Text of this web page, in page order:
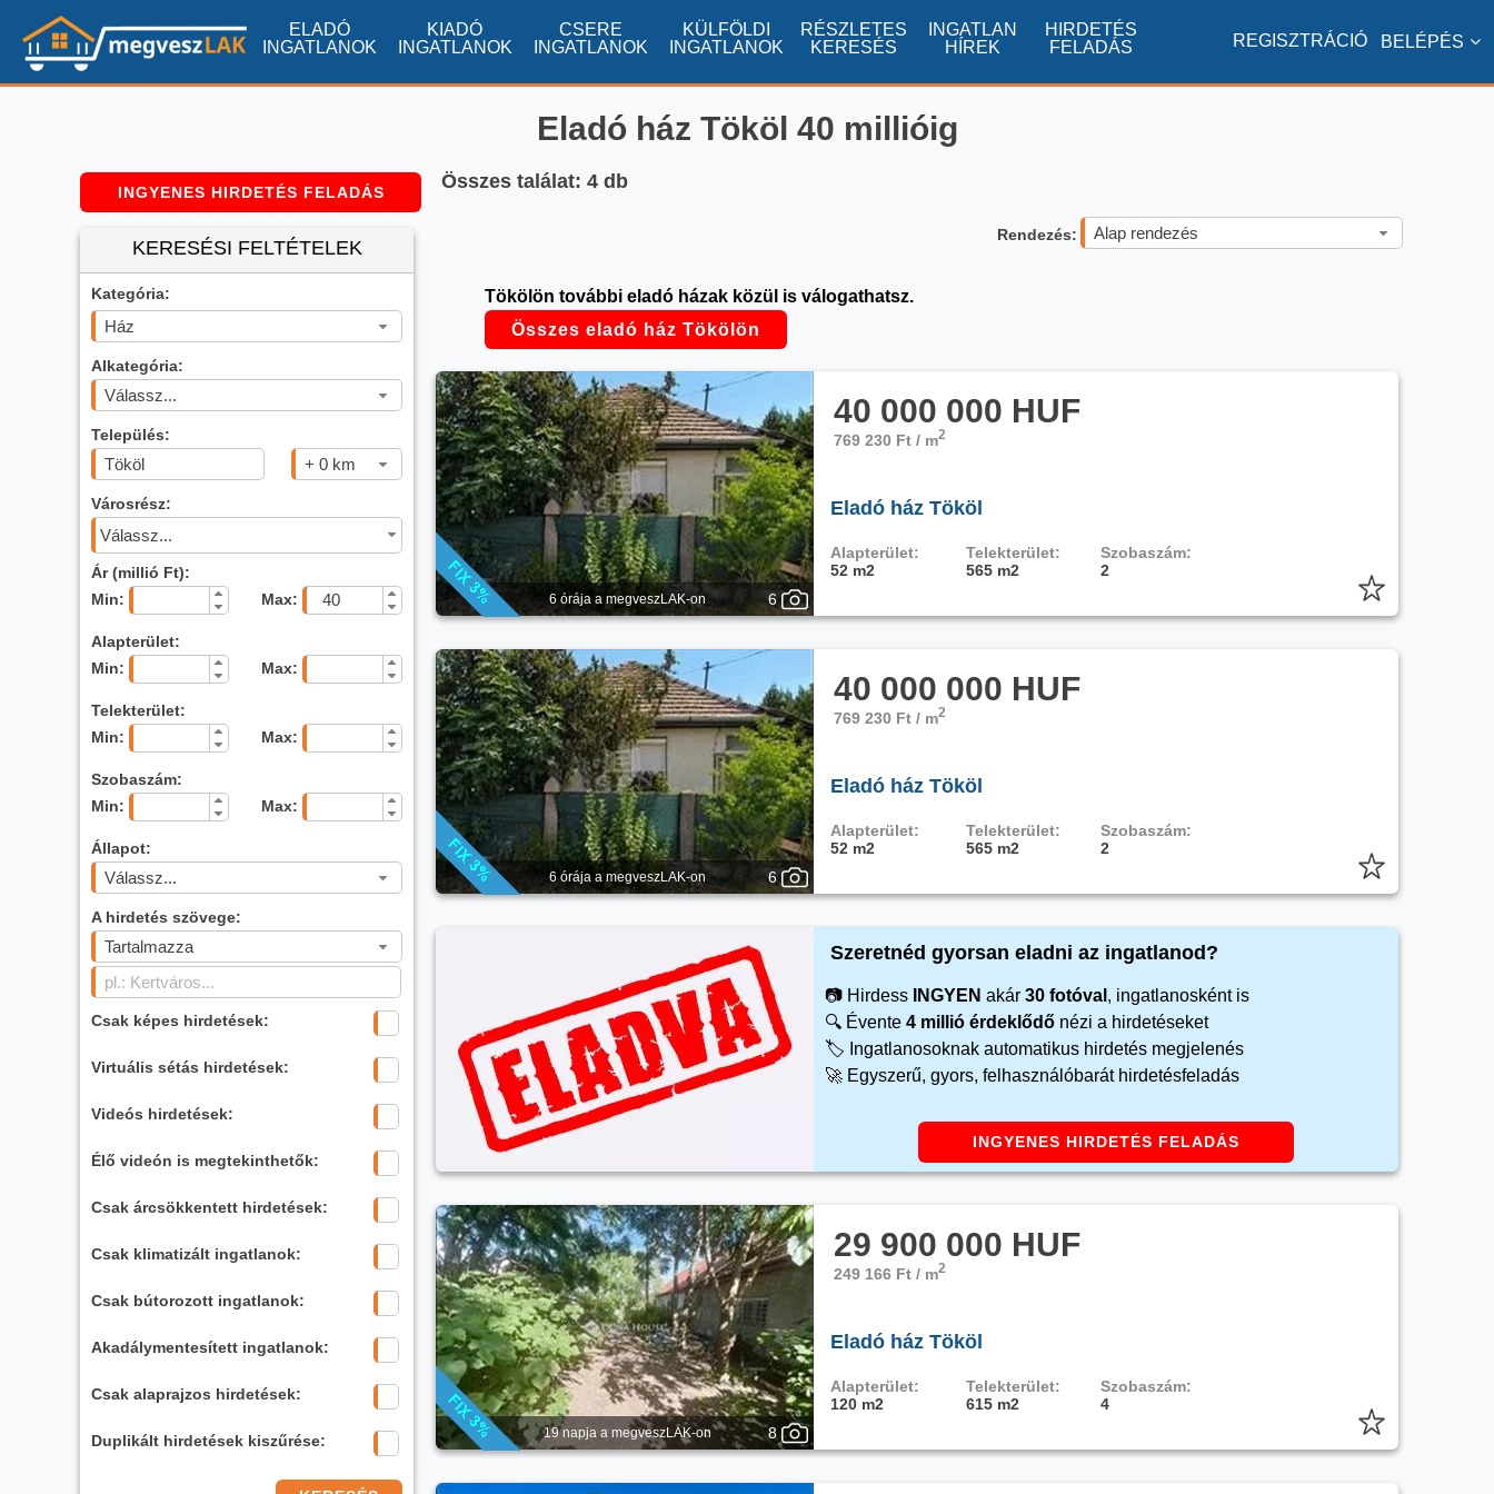
ELADÓ
INGATLANOK
KIADÓ
INGATLANOK
CSERE
INGATLANOK
KÜLFÖLDI
INGATLANOK
RÉSZLETES
KERESÉS
INGATLAN
HÍREK
HIRDETÉS
FELADÁS
BELÉPÉS
REGISZTRÁCIÓ
Eladó ház Tököl 40 millióig
INGYENES HIRDETÉS FELADÁS
KERESÉSI FELTÉTELEK
Kategória:
Ház
Alkategória:
Válassz...
Település:
+ 0 km
Városrész:
Válassz...
Ár (millió Ft):
Min:
Max:
Alapterület:
Min:
Max:
Telekterület:
Min:
Max:
Szobaszám:
Min:
Max:
Állapot:
Válassz...
A hirdetés szövege:
Tartalmazza
Csak képes hirdetések:
Virtuális sétás hirdetések:
Videós hirdetések:
Élő videón is megtekinthetők:
Csak árcsökkentett hirdetések:
Csak klimatizált ingatlanok:
Csak bútorozott ingatlanok:
Akadálymentesített ingatlanok:
Csak alaprajzos hirdetések:
Duplikált hirdetések kiszűrése:
Rendezés: Alap rendezés
Összes találat: 4 db
Tökölön további eladó házak közül is válogathatsz.
Összes eladó ház Tökölön
6 órája a megveszLAK-on 6
40 000 000 HUF
769 230 Ft / m2
Eladó ház Tököl
Alapterület:
52 m2
Telekterület:
565 m2
Szobaszám:
2
6 órája a megveszLAK-on 6
40 000 000 HUF
769 230 Ft / m2
Eladó ház Tököl
Alapterület:
52 m2
Telekterület:
565 m2
Szobaszám:
2
Szeretnéd gyorsan eladni az ingatlanod?
📷 Hirdess INGYEN akár 30 fotóval , ingatlanosként is
🔍 Évente 4 millió érdeklődő nézi a hirdetéseket
🏷️ Ingatlanosoknak automatikus hirdetés megjelenés
🚀 Egyszerű, gyors, felhasználóbarát hirdetésfeladás
INGYENES HIRDETÉS FELADÁS
19 napja a megveszLAK-on 8
29 900 000 HUF
249 166 Ft / m2
Eladó ház Tököl
Alapterület:
120 m2
Telekterület:
615 m2
Szobaszám:
4